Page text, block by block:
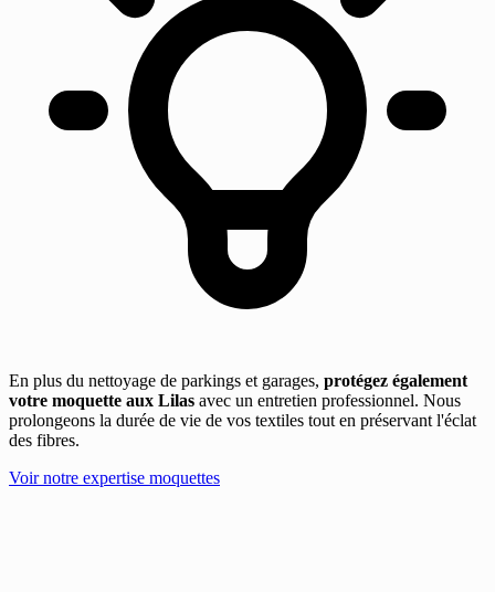
En plus du nettoyage de parkings et garages, protégez également
votre moquette aux Lilas avec un entretien professionnel. Nous
prolongeons la durée de vie de vos textiles tout en préservant l'éclat
des fibres.
Voir notre expertise moquettes